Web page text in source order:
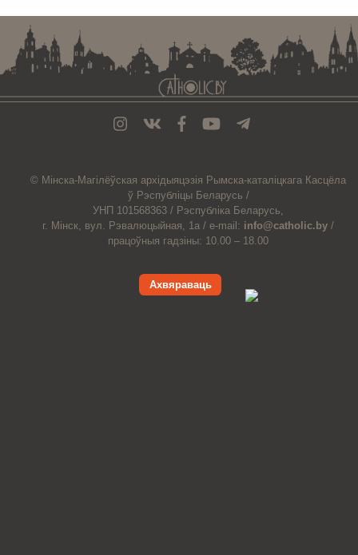
© Мiнска-Магiлёўская архiдыяцэзiя Рымска-каталіцкага Касцёла
ў Рэспубліцы Беларусь /
УНП 101568363 / Рэспубліка Беларусь,
г. Мінск, вул. Рэвалюцыйная, 1а / e-mail: info@catholic.by /
працоўныя гадзіны: 10.00 – 18.00
Ахвяраваць